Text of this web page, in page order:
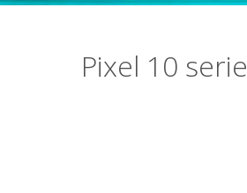
Pixel 10 serie